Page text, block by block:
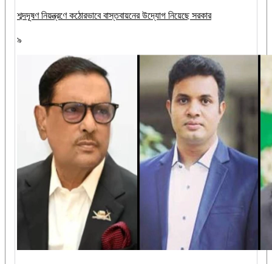
শব্দদূষণ নিয়ন্ত্রণে কঠোরভাবে বাস্তবায়নের উদ্যোগ নিয়েছে সরকার
৯